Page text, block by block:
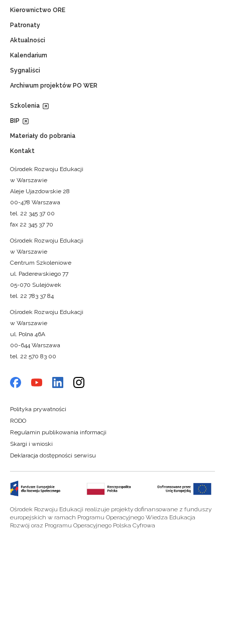
Kierownictwo ORE
Patronaty
Aktualności
Kalendarium
Sygnaliści
Archiwum projektów PO WER
Szkolenia
BIP
Materiały do pobrania
Kontakt
Ośrodek Rozwoju Edukacji
w Warszawie
Aleje Ujazdowskie 28
00-478 Warszawa
tel. 22 345 37 00
fax 22 345 37 70
Ośrodek Rozwoju Edukacji
w Warszawie
Centrum Szkoleniowe
ul. Paderewskiego 77
05-070 Sulejówek
tel. 22 783 37 84
Ośrodek Rozwoju Edukacji
w Warszawie
ul. Polna 46A
00-644 Warszawa
tel. 22 570 83 00
Polityka prywatności
RODO
Regulamin publikowania informacji
Skargi i wnioski
Deklaracja dostępności serwisu
Ośrodek Rozwoju Edukacji realizuje projekty dofinansowane z funduszy
europejskich w ramach Programu Operacyjnego Wiedza Edukacja
Rozwój oraz Programu Operacyjnego Polska Cyfrowa